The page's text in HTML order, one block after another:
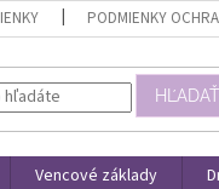
PODMIENKY
HĽADAŤ
Vencové základy